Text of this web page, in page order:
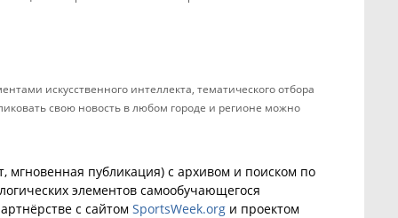
искусственного интеллекта, тематического отбора
свою новость в любом городе и регионе можно
публикация) с архивом и поиском по
элементов самообучающегося
с сайтом SportsWeek.org и проектом